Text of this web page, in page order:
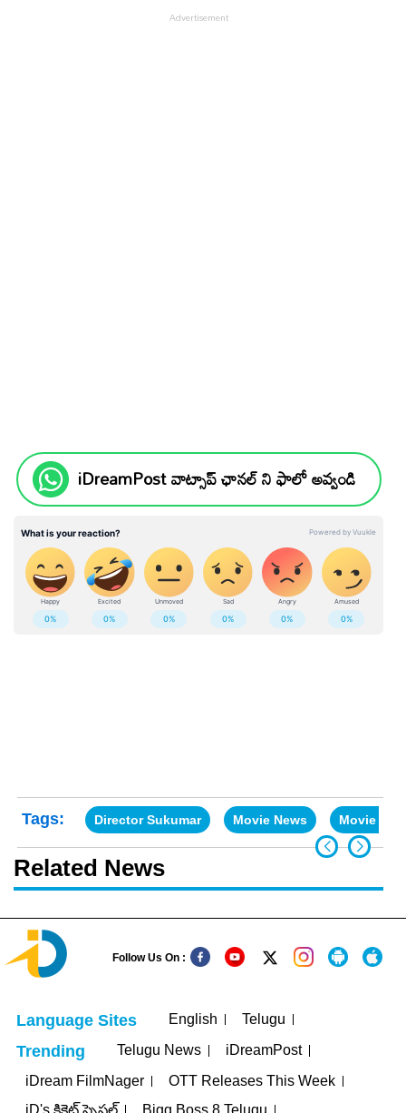
iDreamPost వాట్సాప్ ఛానల్ ని ఫాలో అవ్వండి
Tags: Director Sukumar Movie News Movie
Related News
Follow Us On :
Language Sites English Telugu
Trending Telugu News
iDreamPost
iDream FilmNager
OTT Releases This Week